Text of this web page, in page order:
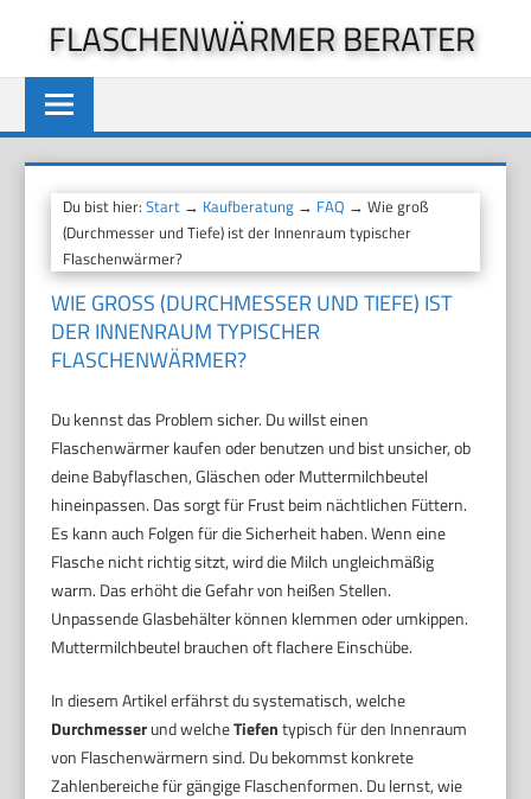
springen
FLASCHENWÄRMER BERATER
Du bist hier:Start → Kaufberatung → FAQ → Wie groß
(Durchmesser und Tiefe) ist der Innenraum typischer
Flaschenwärmer?
WIE GROSS (DURCHMESSER UND TIEFE) IST D
ER INNENRAUM TYPISCHER F
LASCHENWÄRMER?
Du kennst das Problem sicher. Du willst einen
Flaschenwärmer kaufen oder benutzen und bist unsicher, ob
deine Babyflaschen, Gläschen oder Muttermilchbeutel
hineinpassen. Das sorgt für Frust beim nächtlichen Füttern.
Es kann auch Folgen für die Sicherheit haben. Wenn eine
Flasche nicht richtig sitzt, wird die Milch ungleichmäßig
warm. Das erhöht die Gefahr von heißen Stellen.
Unpassende Glasbehälter können klemmen oder umkippen.
Muttermilchbeutel brauchen oft flachere Einschübe.
In diesem Artikel erfährst du systematisch, welche
Durchmesserund welcheTiefentypisch für den Innenraum
von Flaschenwärmern sind. Du bekommst konkrete
Zahlenbereiche für gängige Flaschenformen. Du lernst, wie